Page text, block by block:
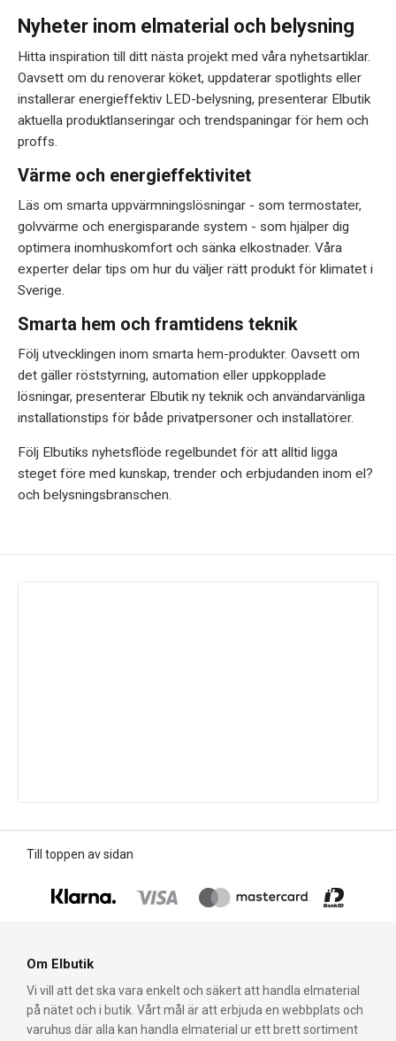
Nyheter inom elmaterial och belysning
Hitta inspiration till ditt nästa projekt med våra nyhetsartiklar.
Oavsett om du renoverar köket, uppdaterar spotlights eller
installerar energieffektiv LED-belysning, presenterar Elbutik
aktuella produktlanseringar och trendspaningar för hem och
proffs.
Värme och energieffektivitet
Läs om smarta uppvärmningslösningar - som termostater,
golvvärme och energisparande system - som hjälper dig
optimera inomhuskomfort och sänka elkostnader. Våra
experter delar tips om hur du väljer rätt produkt för klimatet i
Sverige.
Smarta hem och framtidens teknik
Följ utvecklingen inom smarta hem-produkter. Oavsett om
det gäller röststyrning, automation eller uppkopplade
lösningar, presenterar Elbutik ny teknik och användarvänliga
installationstips för både privatpersoner och installatörer.
Följ Elbutiks nyhetsflöde regelbundet för att alltid ligga
steget före med kunskap, trender och erbjudanden inom el?
och belysningsbranschen.
Till toppen av sidan
Om Elbutik
Vi vill att det ska vara enkelt och säkert att handla elmaterial
på nätet och i butik. Vårt mål är att erbjuda en webbplats och
varuhus där alla kan handla elmaterial ur ett brett sortiment